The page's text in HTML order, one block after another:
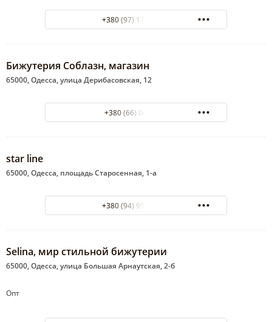
+380 (97) 172-27-17
Бижутерия Соблазн, магазин
65000, Одесса, улица Дерибасовская, 12
+380 (66) 0669402
star line
65000, Одесса, площадь Старосенная, 1-а
+380 (94) 959-66-77
Selina, мир стильной бижутерии
65000, Одесса, улица Большая Арнаутская, 2-б
Опт